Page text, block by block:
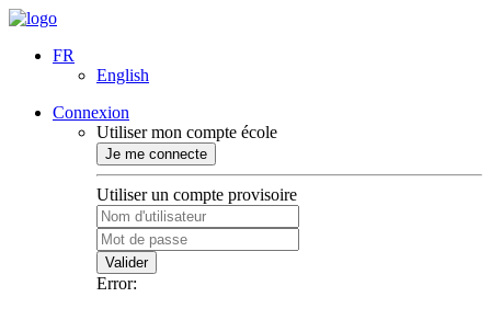
FR
English
Connexion
Utiliser mon compte école
Je me connecte
Utiliser un compte provisoire
Valider
Error: